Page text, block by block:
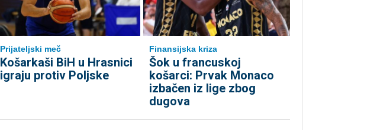
Prijateljski meč
Košarkaši BiH u Hrasnici
igraju protiv Poljske
Finansijska kriza
Šok u francuskoj
košarci: Prvak Monaco
izbačen iz lige zbog
dugova